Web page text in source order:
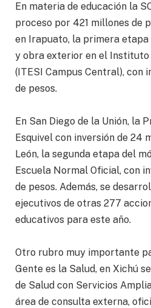
En materia de educación la
proceso por 421 millones de
en Irapuato, la primera
y obra exterior en el
(ITESI Campus Central), con
de pesos.
En San Diego de la Unión, la
Esquivel con inversión de 24
León, la segunda etapa del
Escuela Normal Oficial, con
de pesos. Además, se
ejecutivos de otras 277
educativos para este año.
Otro rubro muy importante
Gente es la Salud, en Xichú
de Salud con Servicios
área de consulta externa,